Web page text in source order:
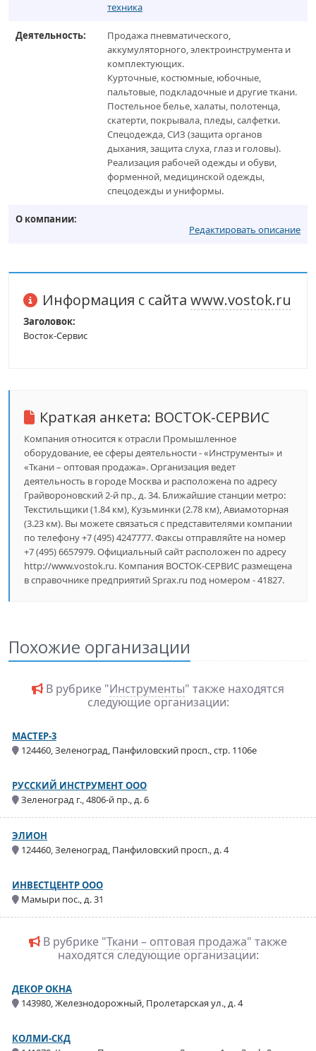
техника
Деятельность:
Продажа пневматического,
аккумуляторного, электроинструмента и
комплектующих.
Курточные, костюмные, юбочные,
пальтовые, подкладочные и другие ткани.
Постельное белье, халаты, полотенца,
скатерти, покрывала, пледы, салфетки.
Спецодежда, СИЗ (защита органов
дыхания, защита слуха, глаз и головы).
Реализация рабочей одежды и обуви,
форменной, медицинской одежды,
спецодежды и униформы.
О компании:
Редактировать описание
Информация с сайта www.vostok.ru
Заголовок:
Восток-Сервис
Краткая анкета: ВОСТОК-СЕРВИС
Компания относится к отрасли Промышленное
оборудование, ее сферы деятельности - «Инструменты» и
«Ткани – оптовая продажа». Организация ведет
деятельность в городе Москва и расположена по адресу
Грайвороновский 2-й пр., д. 34. Ближайшие станции метро:
Текстильщики (1.84 км), Кузьминки (2.78 км), Авиамоторная
(3.23 км). Вы можете связаться с представителями компании
по телефону +7 (495) 4247777. Факсы отправляйте на номер
+7 (495) 6657979. Официальный сайт расположен по адресу
http://www.vostok.ru. Компания ВОСТОК-СЕРВИС размещена
в справочнике предприятий Sprax.ru под номером - 41827.
Похожие организации
В рубрике "Инструменты" также находятся
следующие организации:
МАСТЕР-3
124460, Зеленоград, Панфиловский просп., стр. 1106е
РУССКИЙ ИНСТРУМЕНТ ООО
Зеленоград г., 4806-й пр., д. 6
ЭЛИОН
124460, Зеленоград, Панфиловский просп., д. 4
ИНВЕСТЦЕНТР ООО
Мамыри пос., д. 31
В рубрике "Ткани – оптовая продажа" также
находятся следующие организации:
ДЕКОР ОКНА
143980, Железнодорожный, Пролетарская ул., д. 4
КОЛМИ-СКД